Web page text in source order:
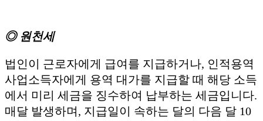
◎ 원천세
법인이 근로자에게 급여를 지급하거나, 인적용역
사업소득자에게 용역 대가를 지급할 때 해당 소득
에서 미리 세금을 징수하여 납부하는 세금입니다.
매달 발생하며, 지급일이 속하는 달의 다음 달 10